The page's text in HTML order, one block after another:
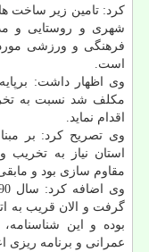
كرد: تامین زیر
شهری و روستایی و
فرهنگی و ورزشی
است.
مكلف شد نسبت به
اقدام نماید.
وی تصریح كرد: بر
مقاوم سازی بود و
گرفت و الان قریب به
بوده و این
عمرانی و برنامه ریزی